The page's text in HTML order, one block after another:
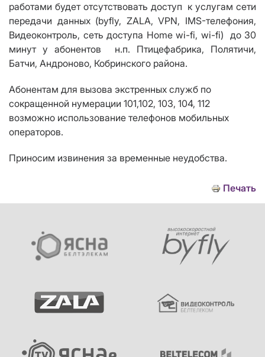
работами будет отсутствовать доступ к услугам сети
передачи данных (byfly, ZALA, VPN, IMS-телефония,
Видеоконтроль, сеть доступа Home wi-fi, wi-fi) до 30
минут у абонентов н.п. Птицефабрика, Полятичи,
Батчи, Андроново, Кобринского района.
Абонентам для вызова экстренных служб по
сокращенной нумерации 101,102, 103, 104, 112
возможно использование телефонов мобильных
операторов.
Приносим извинения за временные неудобства.
Печать